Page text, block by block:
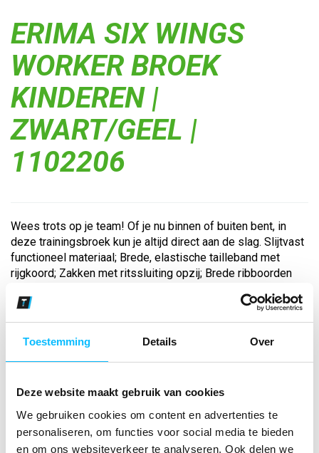
Toestemming Details Over
Deze website maakt gebruik van cookies
We gebruiken cookies om content en advertenties te
personaliseren, om functies voor social media te bieden
en om ons websiteverkeer te analyseren. Ook delen we
ERIMA SIX WINGS
WORKER BROEK
KINDEREN |
ZWART/GEEL |
1102206
Wees trots op je team! Of je nu binnen of buiten bent, in
deze trainingsbroek kun je altijd direct aan de slag. Slijtvast
functioneel materiaal; Brede, elastische tailleband met
rijgkoord; Zakken met ritssluiting opzij; Brede ribboorden
Bekijk andere kleuren
zwart/geel
Aantal